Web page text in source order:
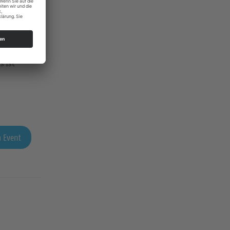
ist
Event